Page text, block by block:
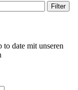
Filter
date mit unseren